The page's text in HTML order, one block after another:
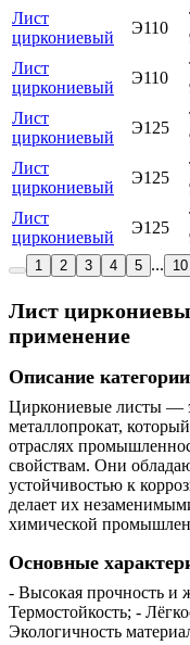
Лист
циркониевый
Э110
Лист
циркониевый
Э110
Лист
циркониевый
Э125
Лист
циркониевый
Э125
Лист
циркониевый
Э125
1
2 3 4 5 ... 10
Лист
применение
Описание категории
Циркониевые листы —
металлопрокат,
отраслях
свойствам. Они
устойчивостью к
делает их
химической
Основные
- Высокая прочность и
Термостойкость; -
Экологичность